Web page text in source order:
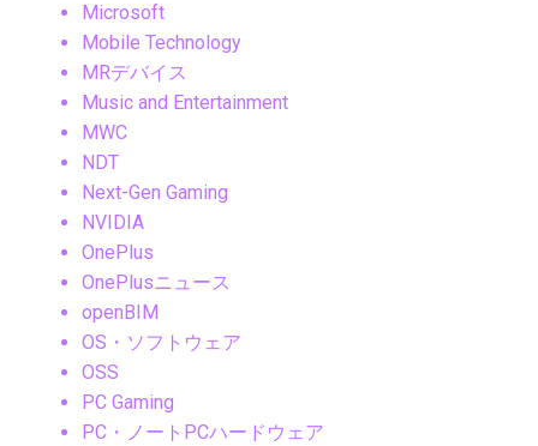
Microsoft
Mobile Technology
MRデバイス
Music and Entertainment
MWC
NDT
Next-Gen Gaming
NVIDIA
OnePlus
OnePlusニュース
openBIM
OS・ソフトウェア
OSS
PC Gaming
PC・ノートPCハードウェア